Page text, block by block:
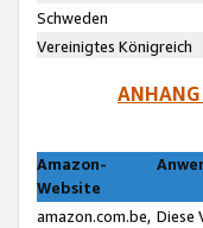
Schweden
Vereinigtes Königreich
ANHANG
Amazon-
Website
amazon.com.be, Diese